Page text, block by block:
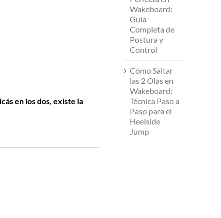
en los dos, existe la
Wakeboard:
Guía
Completa de
Postura y
Control
Cómo Saltar
las 2 Olas en
Wakeboard:
Técnica Paso a
Paso para el
Heelside
Jump